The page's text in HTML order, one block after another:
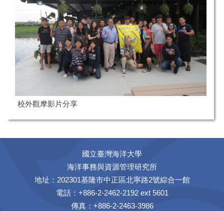
校外觀摩影片分享
國立臺灣海洋大學
海洋事務與資源管理研究所
地址：202301基隆市中正區北寧路2號綜合一館
電話：+886-2-2462-2192 ext 5601
傳真：+886-2-2463-3986